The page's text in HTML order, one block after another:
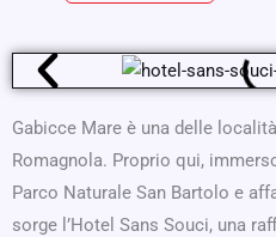
Gabicce Mare è una delle
Romagnola. Proprio qui,
Parco Naturale San Bartolo e
sorge l’Hotel Sans Souci, una